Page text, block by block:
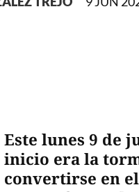
Este lunes 9 de
inicio era la
convertirse en